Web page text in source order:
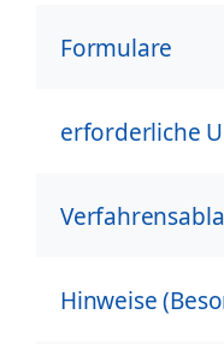
Formulare
erforderliche
Hinweise